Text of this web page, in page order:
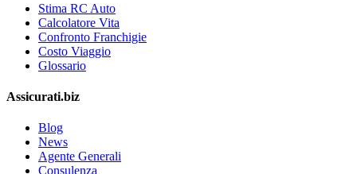
Stima RC Auto
Calcolatore Vita
Confronto Franchigie
Costo Viaggio
Glossario
Assicurati.biz
Blog
News
Agente Generali
Consulenza